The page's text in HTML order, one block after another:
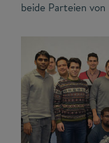
beide Parteien